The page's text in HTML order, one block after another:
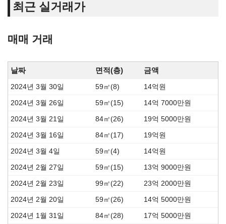
최근 실거래가
매매 거래
날짜 면적(층) 금액
2024년 3월 30일 59㎡(8) 14억원
2024년 3월 26일 59㎡(15) 14억 7000만원
2024년 3월 21일 84㎡(26) 19억 5000만원
2024년 3월 16일 84㎡(17) 19억원
2024년 3월 4일 59㎡(4) 14억원
2024년 2월 27일 59㎡(15) 13억 9000만원
2024년 2월 23일 99㎡(22) 23억 2000만원
2024년 2월 20일 59㎡(26) 14억 5000만원
2024년 1월 31일 84㎡(28) 17억 5000만원